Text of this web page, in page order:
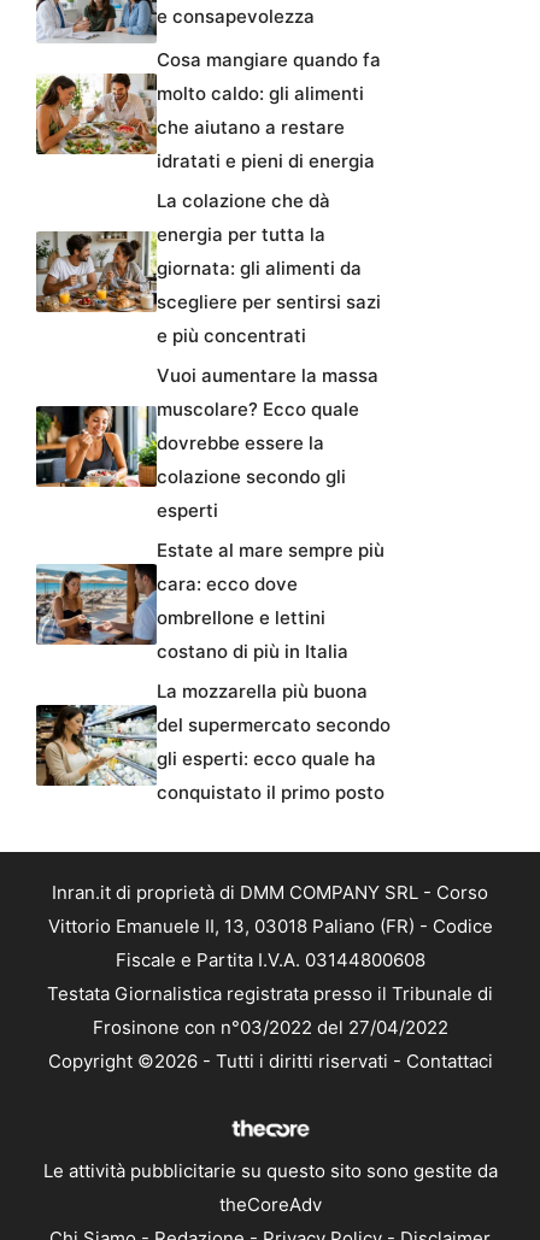
e consapevolezza
Cosa mangiare quando fa
molto caldo: gli alimenti
che aiutano a restare
idratati e pieni di energia
La colazione che dà
energia per tutta la
giornata: gli alimenti da
scegliere per sentirsi sazi
e più concentrati
Vuoi aumentare la massa
muscolare? Ecco quale
dovrebbe essere la
colazione secondo gli
esperti
Estate al mare sempre più
cara: ecco dove
ombrellone e lettini
costano di più in Italia
La mozzarella più buona
del supermercato secondo
gli esperti: ecco quale ha
conquistato il primo posto
Inran.it di proprietà di DMM COMPANY SRL - Corso
Vittorio Emanuele II, 13, 03018 Paliano (FR) - Codice
Fiscale e Partita I.V.A. 03144800608
Testata Giornalistica registrata presso il Tribunale di
Frosinone con n°03/2022 del 27/04/2022
Copyright ©2026 - Tutti i diritti riservati - Contattaci
Le attività pubblicitarie su questo sito sono gestite da
theCoreAdv